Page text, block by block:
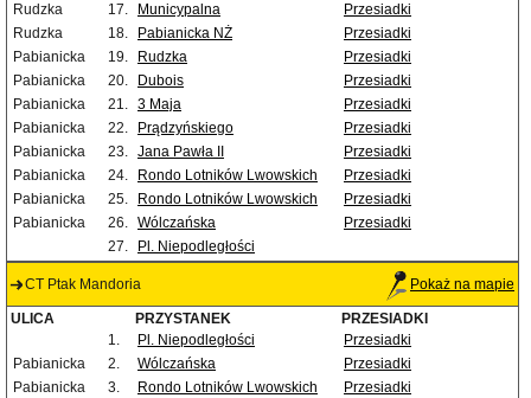
Rudzka
17. Municypalna
Przesiadki
Rudzka
18. Pabianicka NŻ
Przesiadki
Pabianicka
19. Rudzka
Przesiadki
Pabianicka
20. Dubois
Przesiadki
Pabianicka
21. 3 Maja
Przesiadki
Pabianicka
22. Prądzyńskiego
Przesiadki
Pabianicka
23. Jana Pawła II
Przesiadki
Pabianicka
24. Rondo Lotników Lwowskich
Przesiadki
Pabianicka
25. Rondo Lotników Lwowskich
Przesiadki
Pabianicka
26. Wólczańska
Przesiadki
27.
Pl. Niepodległości
CT Ptak Mandoria Pokaż na mapie
ULICA PRZYSTANEK
PRZESIADKI
1.
Pl. Niepodległości
Przesiadki
Pabianicka
2. Wólczańska
Przesiadki
Pabianicka
3. Rondo Lotników Lwowskich
Przesiadki